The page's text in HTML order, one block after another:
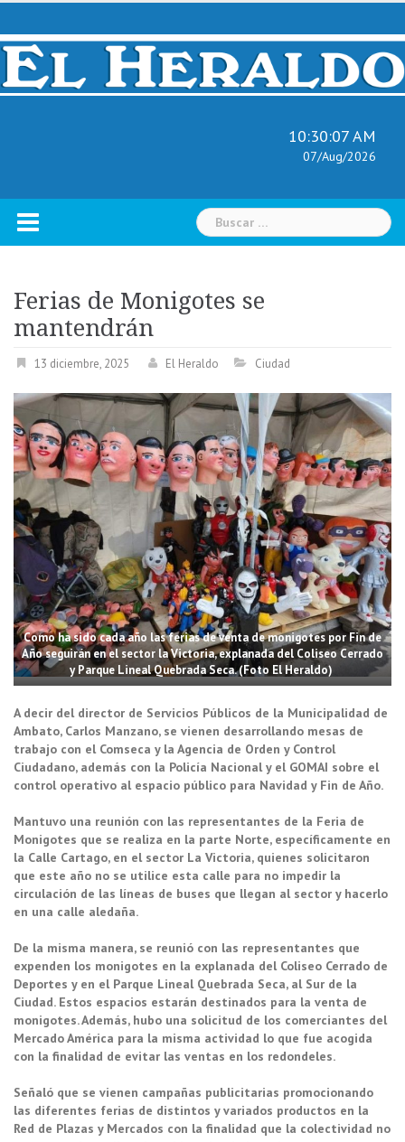
Skip
content
10:30:08 AM
07/Aug/2026
Buscar:
Ferias de Monigotes se
mantendrán
13 diciembre, 2025 El Heraldo Ciudad
Como ha sido cada año las ferias de venta de monigotes por Fin de
Año seguirán en el sector la Victoria, explanada del Coliseo Cerrado
y Parque Lineal Quebrada Seca. (Foto El Heraldo)
A decir del director de Servicios Públicos de la Municipalidad de
Ambato, Carlos Manzano, se vienen desarrollando mesas de
trabajo con el Comseca y la Agencia de Orden y Control
Ciudadano, además con la Policía Nacional y el GOMAI sobre el
control operativo al espacio público para Navidad y Fin de Año.
Mantuvo una reunión con las representantes de la Feria de
Monigotes que se realiza en la parte Norte, específicamente en
la Calle Cartago, en el sector La Victoria, quienes solicitaron
que este año no se utilice esta calle para no impedir la
circulación de las líneas de buses que llegan al sector y hacerlo
en una calle aledaña.
De la misma manera, se reunió con las representantes que
expenden los monigotes en la explanada del Coliseo Cerrado de
Deportes y en el Parque Lineal Quebrada Seca, al Sur de la
Ciudad. Estos espacios estarán destinados para la venta de
monigotes. Además, hubo una solicitud de los comerciantes del
Mercado América para la misma actividad lo que fue acogida
con la finalidad de evitar las ventas en los redondeles.
Señaló que se vienen campañas publicitarias promocionando
las diferentes ferias de distintos y variados productos en la
Red de Plazas y Mercados con la finalidad que la colectividad no